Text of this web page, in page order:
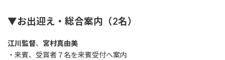
▼お出迎え・総合案内（2名）
江川監督、 宮村真由美
・来賓、受賞者７名を来賓受付へ案内